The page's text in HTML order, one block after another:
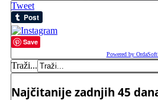
Tweet
Save
Powered by
Traži...
Najčitanije zadnjih 45